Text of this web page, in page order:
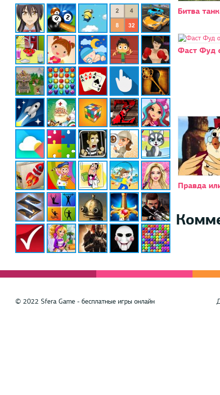
Битва
Фаст Фуд
Правда
© 2022 Sfera Game - бесплатные игры онлайн